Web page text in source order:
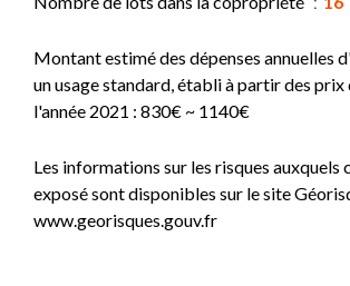
Montant estimé des dépenses annuelles
un usage standard, établi à partir des prix
l'année 2021 : 830€ ~ 1140€
Les informations sur les risques auxquels
exposé sont disponibles sur le site
www.georisques.gouv.fr